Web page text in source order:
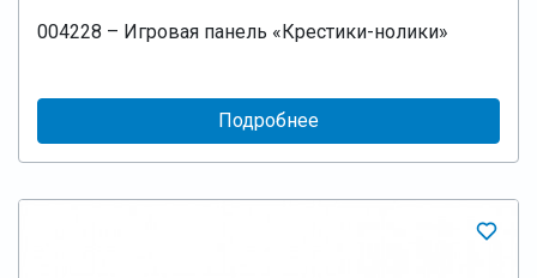
004228 – Игровая панель «Крестики-нолики»
Подробнее